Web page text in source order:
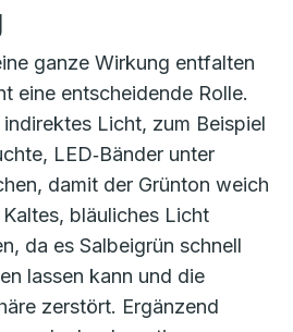
ganze Wirkung entfalten
eine entscheidende Rolle.
Licht, zum Beispiel
LED‑Bänder unter
damit der Grünton weich
bläuliches Licht
da es Salbeigrün schnell
lassen kann und die
zerstört. Ergänzend